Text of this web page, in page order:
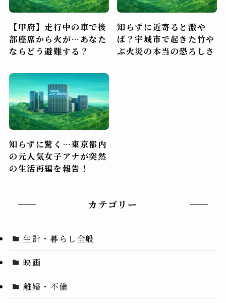
【甲府】走行中の車で後
部座席から火が…あなた
ならどう避難する？
知らずに近寄ると激や
ば？宇城市で起きた竹や
ぶ火災の本当の恐ろしさ
知らずに驚く…東京都内
の元人気女子アナが突然
の生活再編を報告！
カテゴリー
生計・暮らし全般
映画
離婚・不倫